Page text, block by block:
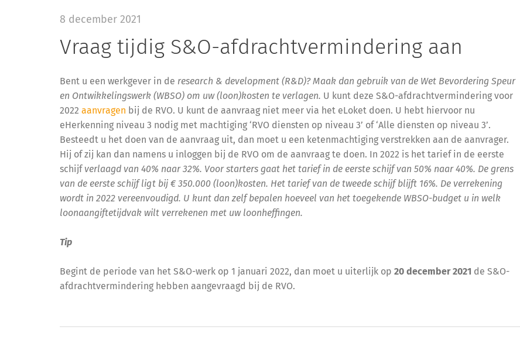
8 december 2021
Vraag tijdig S&O-afdrachtvermindering aan
Bent u een werkgever in de research & development (R&D)? Maak dan gebruik van de Wet Bevordering Speur
en Ontwikkelingswerk (WBSO) om uw (loon)kosten te verlagen. U kunt deze S&O-afdrachtvermindering voor
2022 aanvragen bij de RVO. U kunt de aanvraag niet meer via het eLoket doen. U hebt hiervoor nu
eHerkenning niveau 3 nodig met machtiging ‘RVO diensten op niveau 3’ of ‘Alle diensten op niveau 3’.
Besteedt u het doen van de aanvraag uit, dan moet u een ketenmachtiging verstrekken aan de aanvrager.
Hij of zij kan dan namens u inloggen bij de RVO om de aanvraag te doen. In 2022 is het tarief in de eerste
schijf verlaagd van 40% naar 32%. Voor starters gaat het tarief in de eerste schijf van 50% naar 40%. De grens
van de eerste schijf ligt bij € 350.000 (loon)kosten. Het tarief van de tweede schijf blijft 16%. De verrekening
wordt in 2022 vereenvoudigd. U kunt dan zelf bepalen hoeveel van het toegekende WBSO-budget u in welk
loonaangiftetijdvak wilt verrekenen met uw loonheffingen.
Tip
Begint de periode van het S&O-werk op 1 januari 2022, dan moet u uiterlijk op 20 december 2021 de S&O-
afdrachtvermindering hebben aangevraagd bij de RVO.